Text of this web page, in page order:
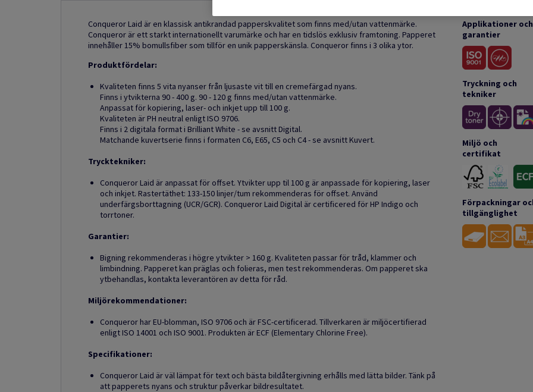
Conqueror Laid är en klassisk antikrandad papperskvalitet som finns med/utan vattenmärke.
Conqueror är ett starkt internationellt varumärke och har en tidslös exklusiv framtoning. Papperet
innehåller 15% bomullsfiber som tillför en unik papperskänsla. Conqueror finns i 3 olika ytor.
Produktfördelar:
Kvaliteten finns 5 vita nyanser från ljusaste vit till en cremefärgad nyans.
Finns i ytvikterna 90 - 400 g. 90 - 120 g finns med/utan vattenmärke.
Anpassat för kopiering, laser- och inkjet upp till 100 g.
Kvaliteten är PH neutral enligt ISO 9706.
Finns i 2 digitala format i Brilliant White - se avsnitt Digital.
Matchande kuvertserie finns i formaten C6, E65, C5 och C4 - se avsnitt Kuvert.
Trycktekniker:
Conqueror Laid är anpassat för offset. Ytvikter upp til 100 g är anpassade för kopiering, laser
och inkjet. Rastertäthet: 133-150 linjer/tum rekommenderas för offset. Använd
underfärgsborttagning (UCR/GCR). Conqueror Laid Digital är certificered för HP Indigo och
torrtoner.
Garantier:
Bigning rekommenderas i högre ytvikter > 160 g. Kvaliteten passar för tråd, klammer och
limbindning. Papperet kan präglas och folieras, men test rekommenderas. Om papperet ska
ytbehandlas, kontakta leverantören av detta för råd.
Miljörekommendationer:
Conqueror har EU-blomman, ISO 9706 och är FSC-certificerad. Tillverkaren är miljöcertifierad
enligt ISO 14001 och ISO 9001. Produkten är ECF (Elementary Chlorine Free).
Specifikationer:
Conqueror Laid är väl lämpat för text och bästa bildåtergivning erhålls med lätta bilder. Tänk på
att papperets nyans och struktur påverkar bildresultatet.
Applikationer och
garantier
Tryckning och
tekniker
Miljö och
certifikat
Förpackningar
tillgänglighet